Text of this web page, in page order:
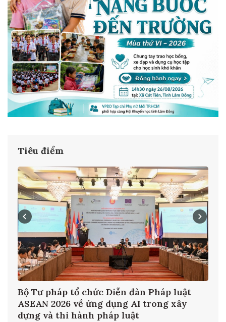
Tiêu điểm
Tổng Bí thư, Chủ tịch nước Tô Lâm: Ngoại
giao khoa học công nghệ phải trở thành
nhiệm vụ thường xuyên